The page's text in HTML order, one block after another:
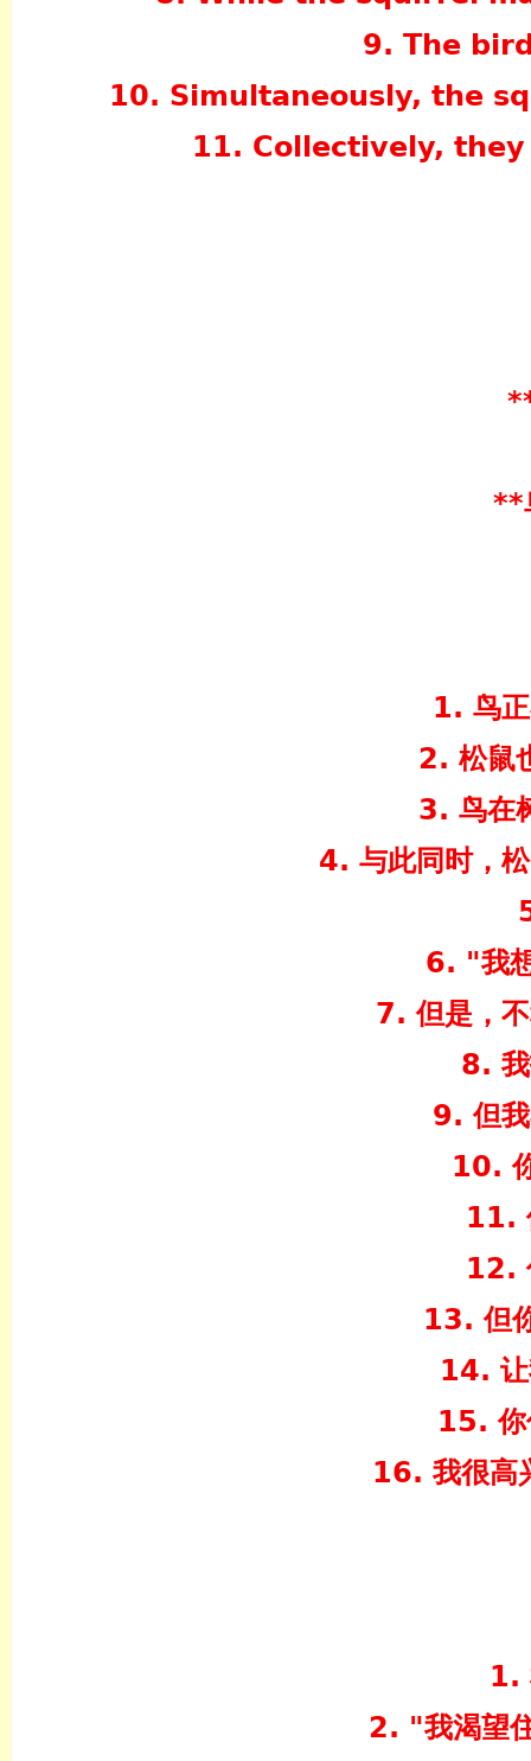
9. The
10. Simultaneously, the
11. Collectively,
**
1. 鸟
2. 松鼠
3. 鸟在
4. 与此同时，
6. "我
7. 但是，
8.
9. 但
10.
11.
12.
13. 但
14. 让
15. 你
16. 我很高
1.
2. "我渴望